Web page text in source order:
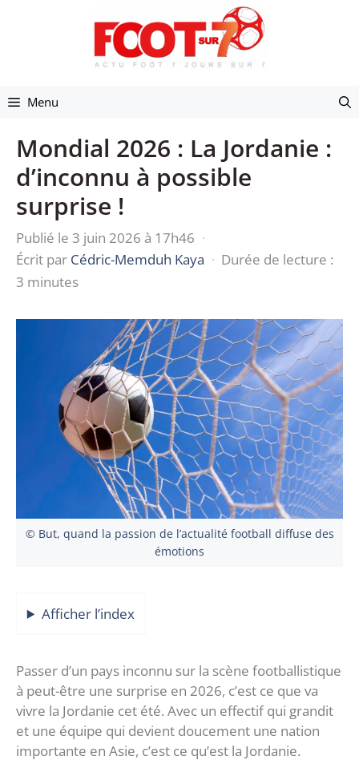
Menu
Mondial 2026 : La Jordanie :
d’inconnu à possible
surprise !
Publié le 3 juin 2026 à 17h46 ·
Écrit par Cédric-Memduh Kaya · Durée de lecture :
3 minutes
© But, quand la passion de l’actualité football diffuse des
émotions
Afficher l’index
Passer d’un pays inconnu sur la scène footballistique
à peut-être une surprise en 2026, c’est ce que va
vivre la Jordanie cet été. Avec un effectif qui grandit
et une équipe qui devient doucement une nation
importante en Asie, c’est ce qu’est la Jordanie.